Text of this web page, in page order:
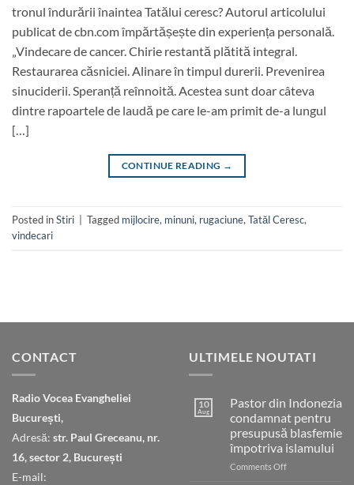
tronul îndurării înaintea Tatălui ceresc? Autorul articolului
publicat de cbn.com împărtășește din experiența personală.
„Vindecare de cancer. Chirie restantă plătită integral.
Restaurarea căsniciei. Alinare în timpul durerii. Prevenirea
sinuciderii. Speranță reînnoită. Acestea sunt doar câteva
dintre rapoartele de laudă pe care le-am primit de-a lungul
[…]
CONTINUE READING →
Posted inStiri Tagged mijlocire, minuni, rugaciune, Tatăl Ceresc,
vindecari
CONTACT
Radio Vocea Evangheliei
București,
Adresă: str. Paul Greceanu, nr.
16, sector 2, București
E-mail:
ULTIMELE NOUTATI
10
Aug
Pastor din Indonezia
condamnat pentru
presupusă blasfemie
împotriva islamului
Comments Offon